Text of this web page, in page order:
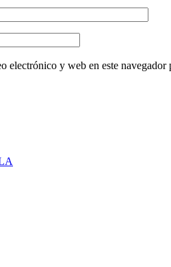
electrónico y web en este navegador